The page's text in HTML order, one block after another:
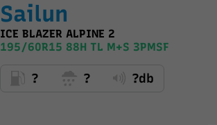
Sailun
ICE BLAZER ALPINE 2
195/60R15 88H TL M+S 3PMSF
? ? ?db